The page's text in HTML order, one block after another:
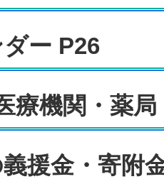
ー P26
療機関・薬局
援金・寄附